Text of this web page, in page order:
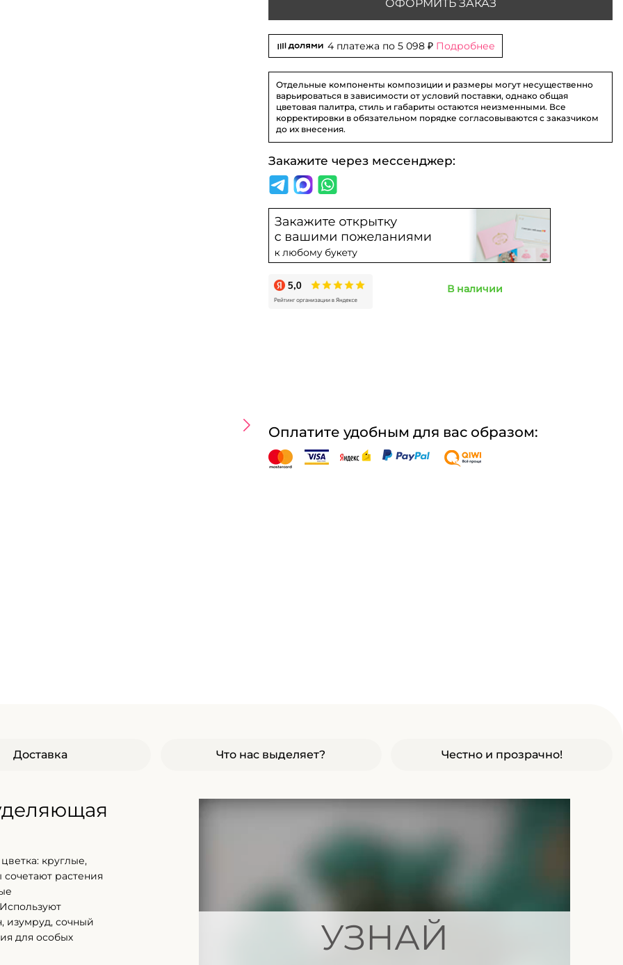
ОФОРМИТЬ ЗАКАЗ
4 платежа по5 098 ₽ Подробнее
Отдельные компоненты композиции и размеры могут несущественно
варьироваться в зависимости от условий поставки, однако общая
цветовая палитра, стиль и габариты остаются неизменными. Все
корректировки в обязательном порядке согласовываются с заказчиком
до их внесения.
Закажите через мессенджер:
В наличии
Оплатите удобным для вас образом:
Доставка Что нас выделяет? Честно и прозрачно!
круглые,
растения
изумруд, сочный
для особых
УЗНАЙ